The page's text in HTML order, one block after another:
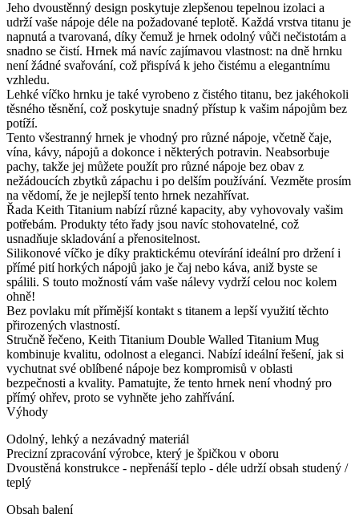
Jeho dvoustěnný design poskytuje zlepšenou tepelnou izolaci a
udrží vaše nápoje déle na požadované teplotě. Každá vrstva titanu je
napnutá a tvarovaná, díky čemuž je hrnek odolný vůči nečistotám a
snadno se čistí. Hrnek má navíc zajímavou vlastnost: na dně hrnku
není žádné svařování, což přispívá k jeho čistému a elegantnímu
vzhledu.
Lehké víčko hrnku je také vyrobeno z čistého titanu, bez jakéhokoli
těsného těsnění, což poskytuje snadný přístup k vašim nápojům bez
potíží.
Tento všestranný hrnek je vhodný pro různé nápoje, včetně čaje,
vína, kávy, nápojů a dokonce i některých potravin. Neabsorbuje
pachy, takže jej můžete použít pro různé nápoje bez obav z
nežádoucích zbytků zápachu i po delším používání. Vezměte prosím
na vědomí, že je nejlepší tento hrnek nezahřívat.
Řada Keith Titanium nabízí různé kapacity, aby vyhovovaly vašim
potřebám. Produkty této řady jsou navíc stohovatelné, což
usnadňuje skladování a přenositelnost.
Silikonové víčko je díky praktickému otevírání ideální pro držení i
přímé pití horkých nápojů jako je čaj nebo káva, aniž byste se
spálili. S touto možností vám vaše nálevy vydrží celou noc kolem
ohně!
Bez povlaku mít přímější kontakt s titanem a lepší využití těchto
přirozených vlastností.
Stručně řečeno, Keith Titanium Double Walled Titanium Mug
kombinuje kvalitu, odolnost a eleganci. Nabízí ideální řešení, jak si
vychutnat své oblíbené nápoje bez kompromisů v oblasti
bezpečnosti a kvality. Pamatujte, že tento hrnek není vhodný pro
přímý ohřev, proto se vyhněte jeho zahřívání.
Výhody
Odolný, lehký a nezávadný materiál
Precizní zpracování výrobce, který je špičkou v oboru
Dvoustěná konstrukce - nepřenáší teplo - déle udrží obsah studený /
teplý
Obsah balení